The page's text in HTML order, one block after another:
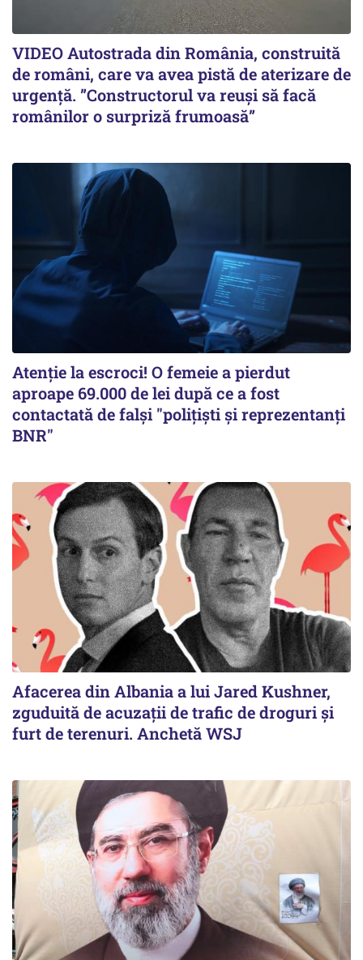
VIDEO Autostrada din România, construită
de români, care va avea pistă de aterizare de
urgență. ”Constructorul va reuși să facă
românilor o surpriză frumoasă”
Atenție la escroci! O femeie a pierdut
aproape 69.000 de lei după ce a fost
contactată de falși "polițiști și reprezentanți
BNR"
Afacerea din Albania a lui Jared Kushner,
zguduită de acuzații de trafic de droguri și
furt de terenuri. Anchetă WSJ